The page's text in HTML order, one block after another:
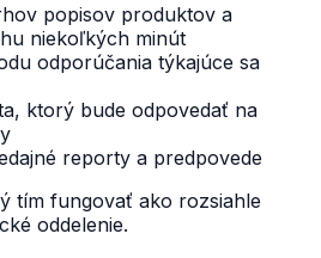
popisov produktov a
niekoľkých minút
odporúčania týkajúce sa
ktorý bude odpovedať na
reporty a predpovede
tím fungovať ako rozsiahle
oddelenie.